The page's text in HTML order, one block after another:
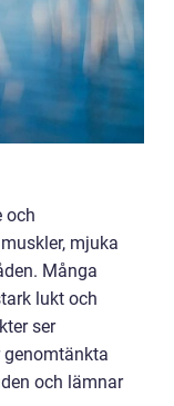
och
mjuka
Många
lukt och
ser
genomtänkta
och lämnar